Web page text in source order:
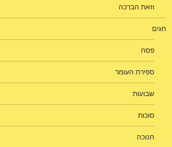
וזאת הברכה
חגים
פסח
ספירת העומר
שבועות
סוכות
חנוכה